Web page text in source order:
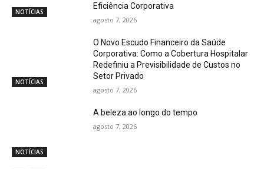
NOTÍCIAS
Eficiência Corporativa
agosto 7, 2026
NOTÍCIAS
O Novo Escudo Financeiro da Saúde
Corporativa: Como a Cobertura Hospitalar
Redefiniu a Previsibilidade de Custos no
Setor Privado
agosto 7, 2026
NOTÍCIAS
A beleza ao longo do tempo
agosto 7, 2026